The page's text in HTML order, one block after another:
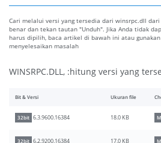
Cari melalui versi yang tersedia dari winsrpc.dll
benar dan tekan tautan "Unduh". Jika Anda tidak
harus dipilih, baca artikel di bawah ini atau
menyelesaikan masalah
WINSRPC.DLL, :hitung versi yang
Bit & Versi Ukuran file
32bit 6.3.9600.16384 18.0 KB
32bit 6.2.9200.16384 17.0 KB